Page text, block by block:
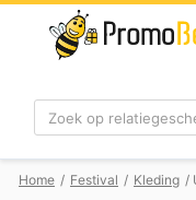
Zoek
Home / Festival / Kleding /